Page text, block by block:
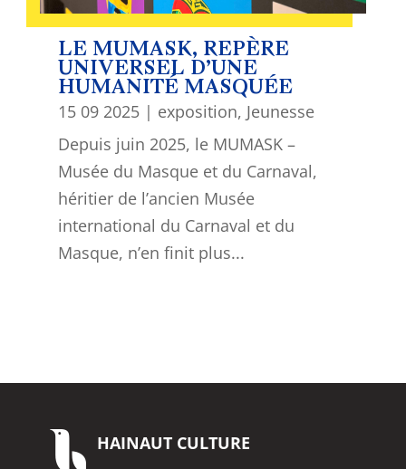
LE MUMASK, REPÈRE
UNIVERSEL D’UNE
HUMANITÉ MASQUÉE
15 09 2025| exposition, Jeunesse
Depuis juin 2025, le MUMASK –
Musée du Masque et du Carnaval,
héritier de l’ancien Musée
international du Carnaval et du
Masque, n’en finit plus...
HAINAUT CULTURE